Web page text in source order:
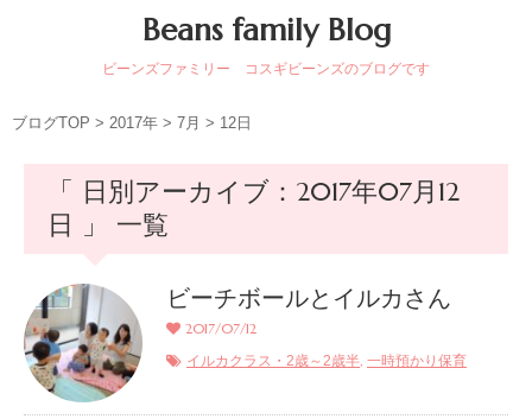
Beans family Blog
ビーンズファミリー コスギビーンズのブログです
ブログTOP > 2017年 > 7月 > 12日
「 日別アーカイブ：2017年07月12
日 」 一覧
ビーチボールとイルカさん
2017/07/12
イルカクラス・2歳～2歳半, 一時預かり保育